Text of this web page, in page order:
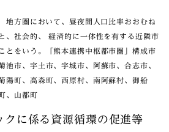
方圏において、昼夜間人口比率おおむね
、社会的、 経済的に一体性を有する近隣市
とをいう。「熊本連携中枢都市圏」構成市
池市、宇土市、宇城市、阿蘇市、合志市、
陽町、高森町、西原村、南阿蘇村、御船
、山都町
クに係る資源循環の促進等